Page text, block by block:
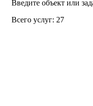
Введите объект или
Всего услуг: 27